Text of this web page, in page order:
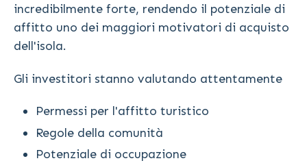
incredibilmente forte, rendendo il potenziale di
affitto uno dei maggiori motivatori di acquisto
dell'isola.
Gli investitori stanno valutando attentamente
Permessi per l'affitto turistico
Regole della comunità
Potenziale di occupazione